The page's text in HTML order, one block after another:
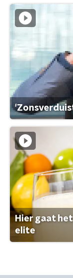
Hier gaat
elite